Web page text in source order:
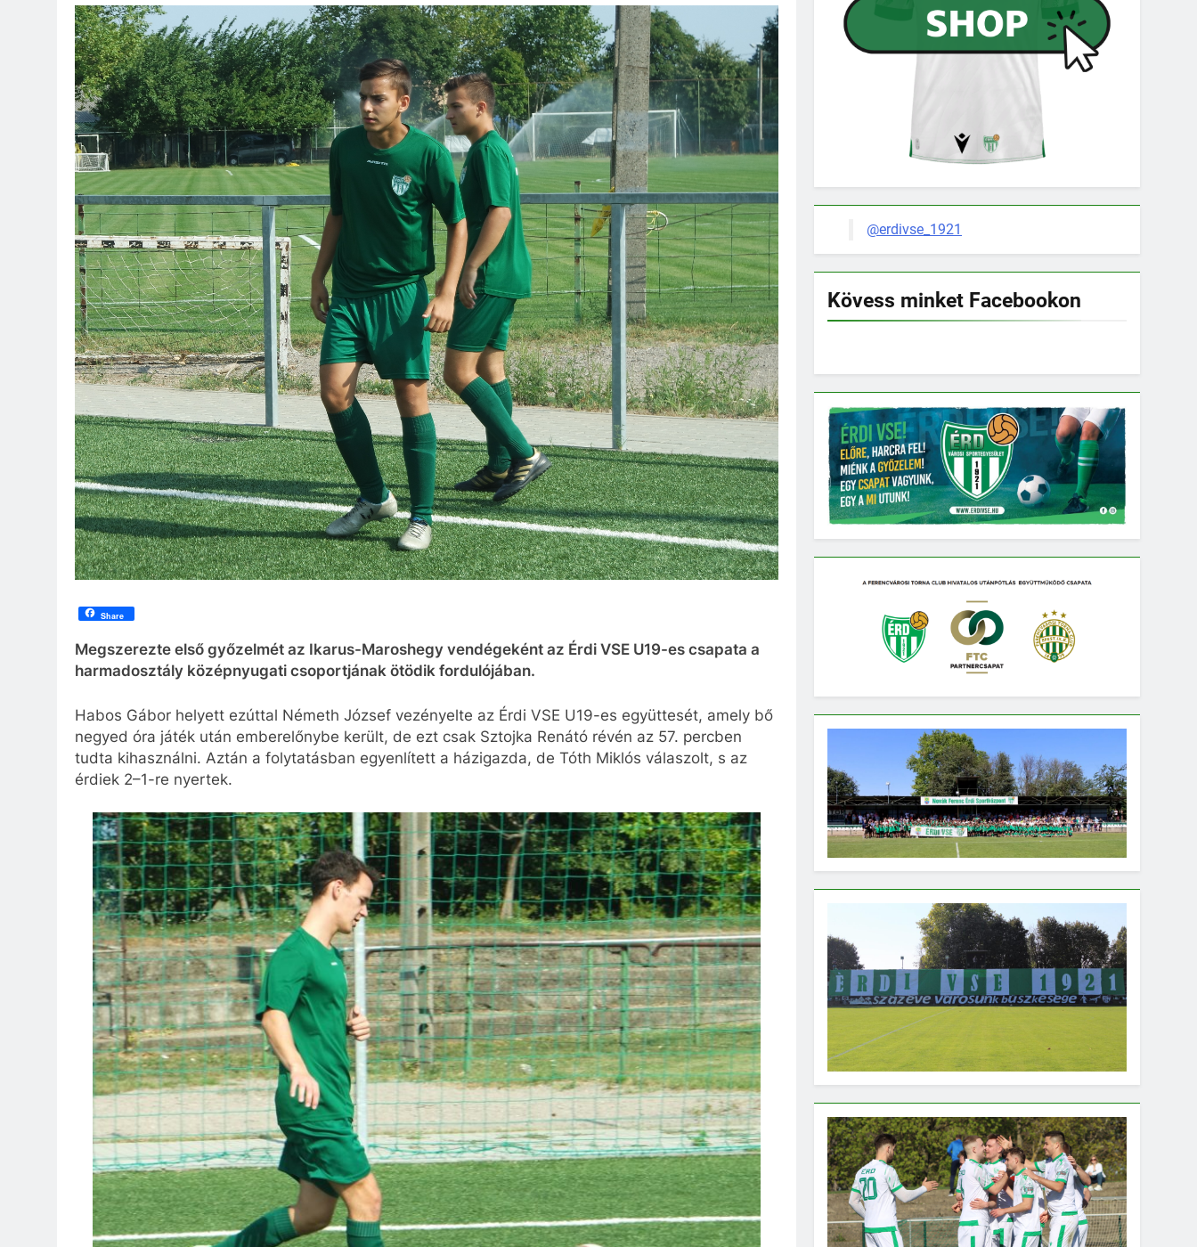
Share
Megszerezte első győzelmét az Ikarus-Maroshegy vendégeként az Érdi VSE U19-es csapata a
harmadosztály középnyugati csoportjának ötödik fordulójában.
Habos Gábor helyett ezúttal Németh József vezényelte az Érdi VSE U19-es együttesét, amely bő
negyed óra játék után emberelőnybe került, de ezt csak Sztojka Renátó révén az 57. percben
tudta kihasználni. Aztán a folytatásban egyenlített a házigazda, de Tóth Miklós válaszolt, s az
érdiek 2–1-re nyertek.
@erdivse_1921
Kövess minket Facebookon